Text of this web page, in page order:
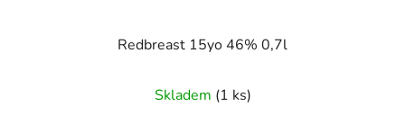
Redbreast 15yo 46% 0,7l
Skladem (1 ks)